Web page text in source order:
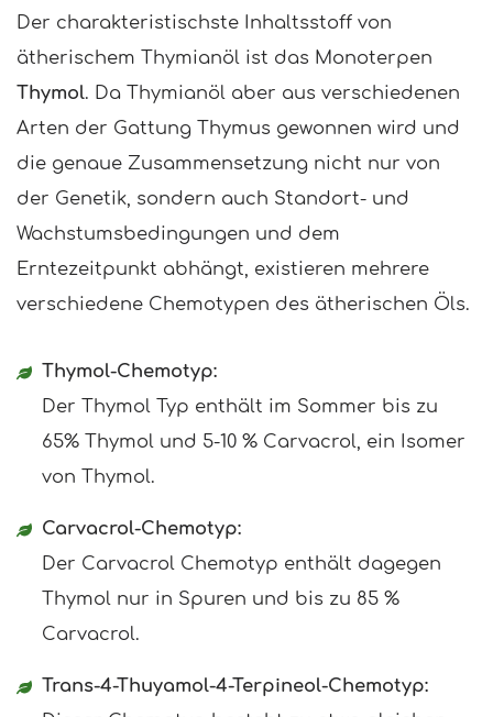
Der charakteristischste Inhaltsstoff von
ätherischem Thymianöl ist das Monoterpen
Thymol. Da Thymianöl aber aus verschiedenen
Arten der Gattung Thymus gewonnen wird und
die genaue Zusammensetzung nicht nur von
der Genetik, sondern auch Standort- und
Wachstumsbedingungen und dem
Erntezeitpunkt abhängt, existieren mehrere
verschiedene Chemotypen des ätherischen Öls.
Thymol-Chemotyp:
Der Thymol Typ enthält im Sommer bis zu
65% Thymol und 5-10 % Carvacrol, ein Isomer
von Thymol.
Carvacrol-Chemotyp:
Der Carvacrol Chemotyp enthält dagegen
Thymol nur in Spuren und bis zu 85 %
Carvacrol.
Trans-4-Thuyamol-4-Terpineol-Chemotyp: